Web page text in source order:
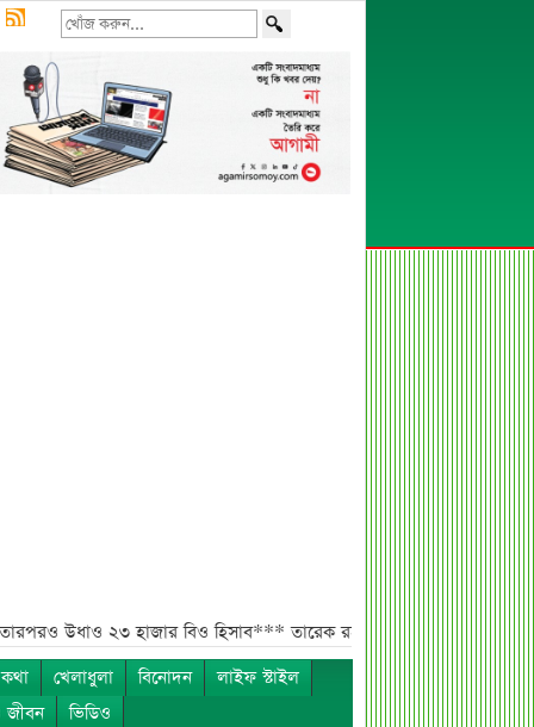
২৩ হাজার বিও হিসাব*** তারেক রহমানকে উদ্দেশ করে ফেসবুকে রহস্যময়
খেলাধুলা বিনোদন
লাইফ স্টাইল
জীবন ভিডিও